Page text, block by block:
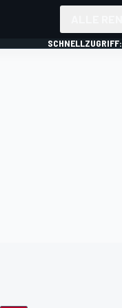
SCHNELLZUGRIFF: